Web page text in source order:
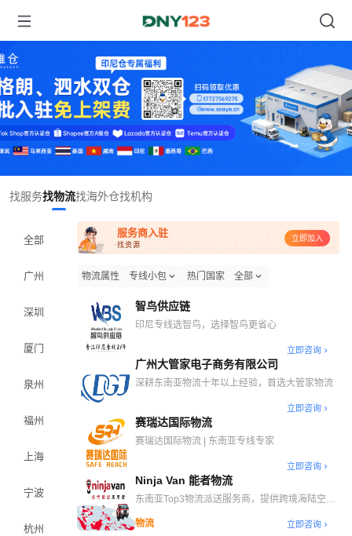
台湾
找服务找物流找海外仓找机构
全部
广州
深圳
厦门
泉州
福州
上海
宁波
杭州
服务商入驻
·找资源
立即加入
物流属性 专线小包 热门国家 全部
智鸟供应链
印尼专线选智鸟，选择智鸟更省心
立即咨询
广州大管家电子商务有限公司
深耕东南亚物流十年以上经验，首选大管家物流
立即咨询
赛瑞达国际物流
赛瑞达国际物流 | 东南亚专线专家
立即咨询
Ninja Van 能者物流
东南亚Top3物流派送服务商，提供跨境海陆空干
方案
物流 立即咨询